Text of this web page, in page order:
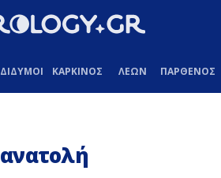
ΔΙΔΥΜΟΙ ΚΑΡΚΙΝΟΣ ΛΕΩΝ ΠΑΡΘΕΝΟΣ
ανατολή